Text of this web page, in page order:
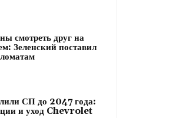
смотреть друг на
Зеленский поставил
СП до 2047 года:
и уход Chevrolet